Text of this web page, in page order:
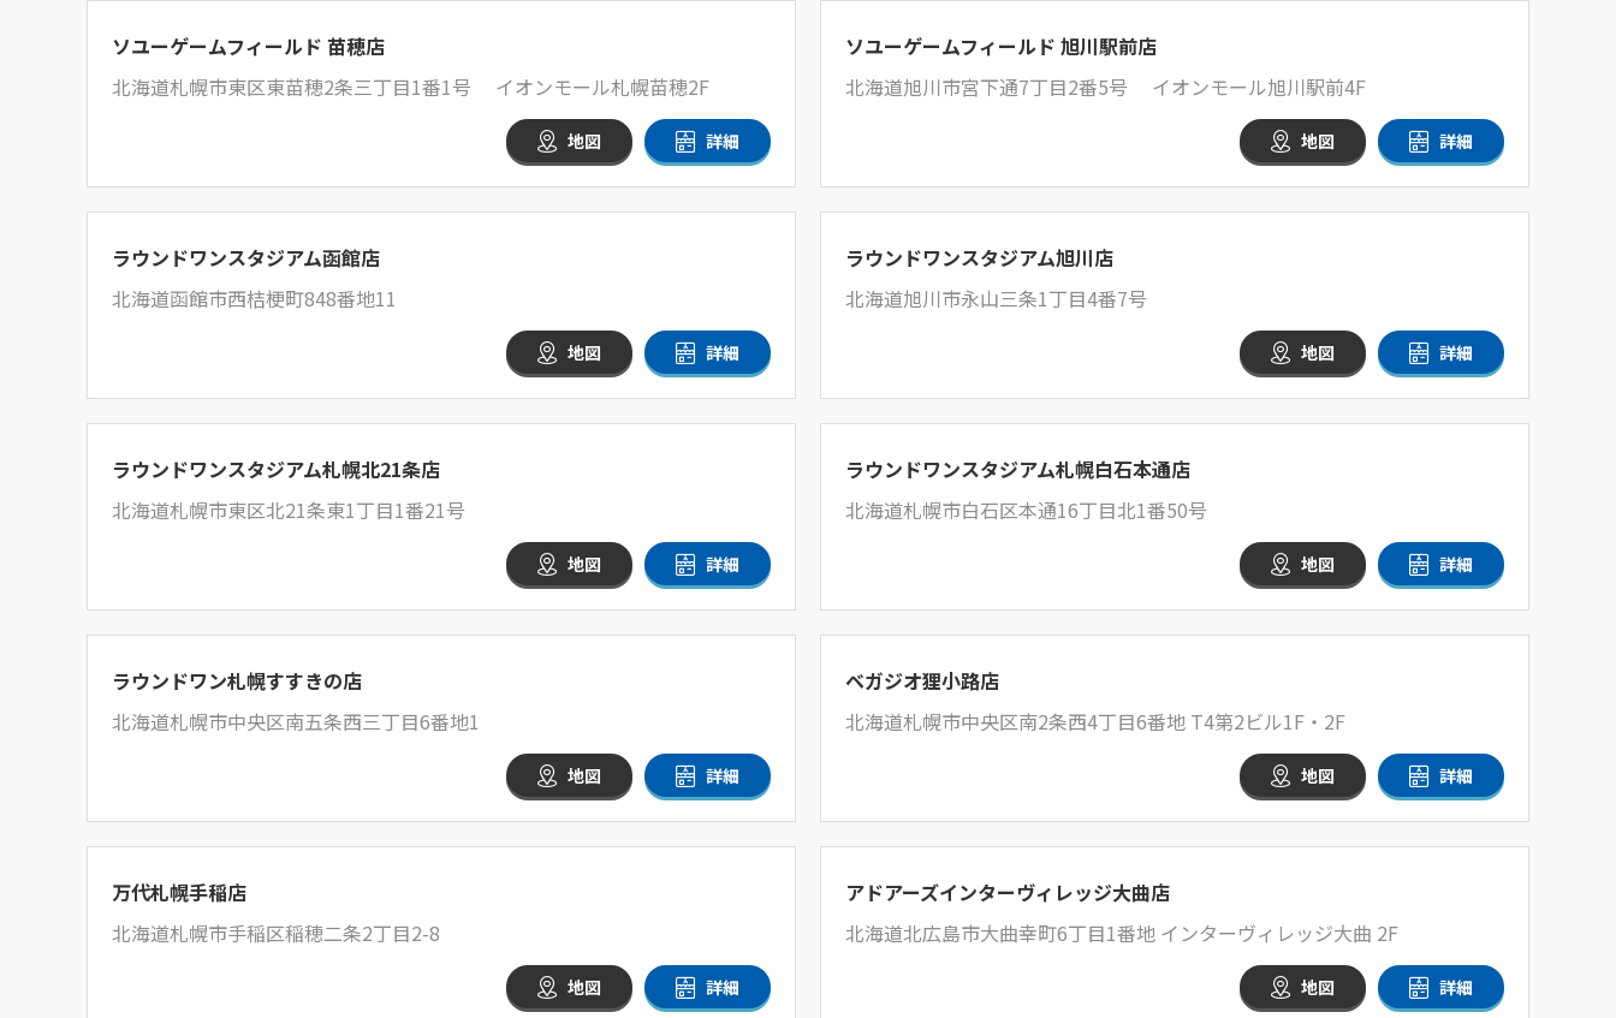
ソユーゲームフィールド 苗穂店
北海道札幌市東区東苗穂2条三丁目1番1号 イオンモール札幌苗穂2F
地図 詳細
ソユーゲームフィールド 旭川駅前店
北海道旭川市宮下通7丁目2番5号 イオンモール旭川駅前4F
地図 詳細
ラウンドワンスタジアム函館店
北海道函館市西桔梗町848番地11
地図 詳細
ラウンドワンスタジアム旭川店
北海道旭川市永山三条1丁目4番7号
地図 詳細
ラウンドワンスタジアム札幌北21条店
北海道札幌市東区北21条東1丁目1番21号
地図 詳細
ラウンドワンスタジアム札幌白石本通店
北海道札幌市白石区本通16丁目北1番50号
地図 詳細
ラウンドワン札幌すすきの店
北海道札幌市中央区南五条西三丁目6番地1
地図 詳細
ベガジオ狸小路店
北海道札幌市中央区南2条西4丁目6番地 T4第2ビル1F・2F
地図 詳細
万代札幌手稲店
北海道札幌市手稲区稲穂二条2丁目2-8
地図 詳細
アドアーズインターヴィレッジ大曲店
北海道北広島市大曲幸町6丁目1番地 インターヴィレッジ大曲 2F
地図 詳細